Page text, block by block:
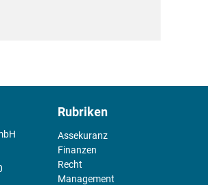
Rubriken
Assekuranz
Finanzen
Recht
Management